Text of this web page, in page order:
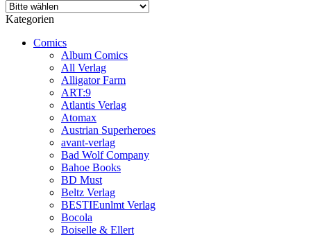
Kategorien
Comics
Album Comics
All Verlag
Alligator Farm
ART:9
Atlantis Verlag
Atomax
Austrian Superheroes
avant-verlag
Bad Wolf Company
Bahoe Books
BD Must
Beltz Verlag
BESTIEunlmt Verlag
Bocola
Boiselle & Ellert